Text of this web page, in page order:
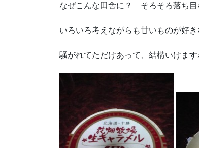
なぜこんな田舎に？ そろそろ落ち
いろいろ考えながらも甘いものが好
騒がれてただけあって、結構いけます